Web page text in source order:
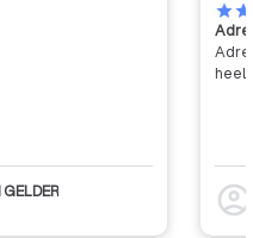
starstar
heel
account_circle